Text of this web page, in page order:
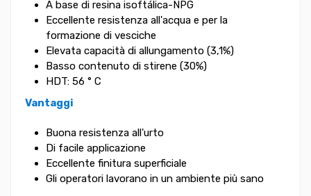
A base di resina isoftálica-NPG
Eccellente resistenza all'acqua e per la
formazione di vesciche
Elevata capacità di allungamento (3,1%)
Basso contenuto di stirene (30%)
HDT: 56 ° C
Vantaggi
Buona resistenza all'urto
Di facile applicazione
Eccellente finitura superficiale
Gli operatori lavorano in un ambiente più sano